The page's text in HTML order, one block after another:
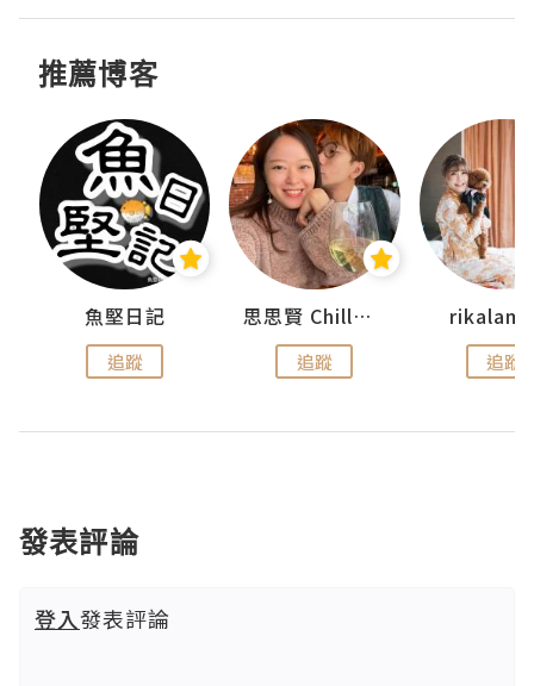
推薦博客
魚堅日記
追蹤
思思賢 ChillMyBabe
追蹤 追蹤
發表評論
登入發表評論